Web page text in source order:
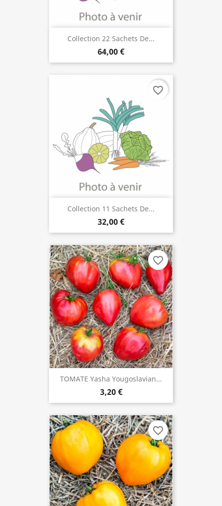
Collection 22 Sachets De...
64,00 €
Collection 11 Sachets De...
32,00 €
favorite_border
TOMATE Yasha Yougoslavian...
3,20 €
favorite_border
favorite_border